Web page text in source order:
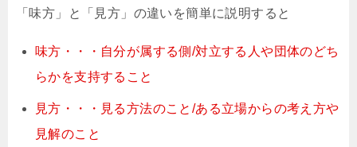
「味方」と「見方」の違いを簡単に説明すると
味方・・・自分が属する側/対立する人や団体のどち
らかを支持すること
見方・・・見る方法のこと/ある立場からの考え方や
見解のこと